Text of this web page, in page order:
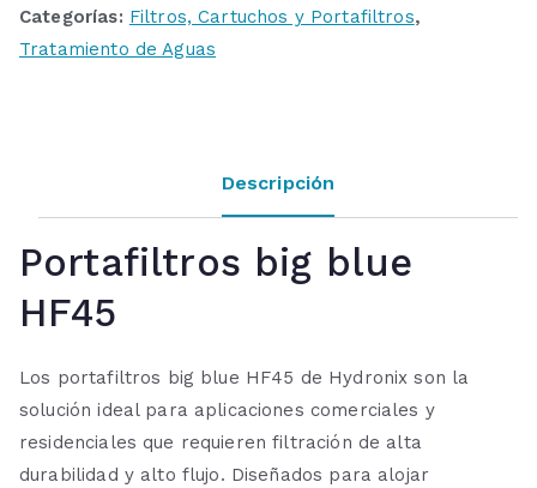
Categorías: Filtros, Cartuchos y Portafiltros,
Tratamiento de Aguas
Descripción
Portafiltros big blue
HF45
Los portafiltros big blue HF45 de Hydronix son la
solución ideal para aplicaciones comerciales y
residenciales que requieren filtración de alta
durabilidad y alto flujo. Diseñados para alojar